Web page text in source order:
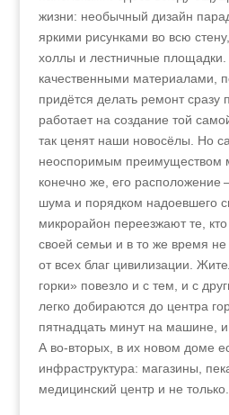
жизни: необычный дизайн
яркими рисунками во всю
холлы и лестничные
качественными материалами,
придётся делать ремонт сразу
работает на создание той
так ценят наши новосёлы. Но
неоспоримым преимуществом
конечно же, его расположение
шума и порядком надоевшего
микрорайон переезжают те, кто
своей семьи и в то же время не
от всех благ цивилизации.
горки» повезло и с тем, и с
легко добираются до центра
пятнадцать минут на машине,
А во‑вторых, в их новом доме
инфраструктура: магазины,
медицинский центр и не только.